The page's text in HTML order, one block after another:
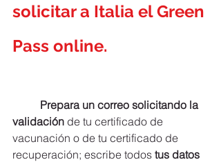
solicitar a Italia el Green
Pass online.
Prepara un correo solicitando la
validación de tu certificado de
vacunación o de tu certificado de
recuperación; escribe todos tus datos